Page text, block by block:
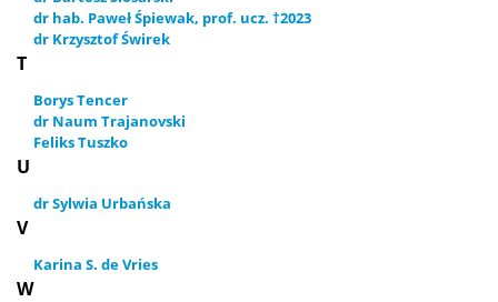
dr hab. Paweł Śpiewak, prof. ucz. †2023
dr Krzysztof Świrek
T
Borys Tencer
dr Naum Trajanovski
Feliks Tuszko
U
dr Sylwia Urbańska
V
Karina S. de Vries
W